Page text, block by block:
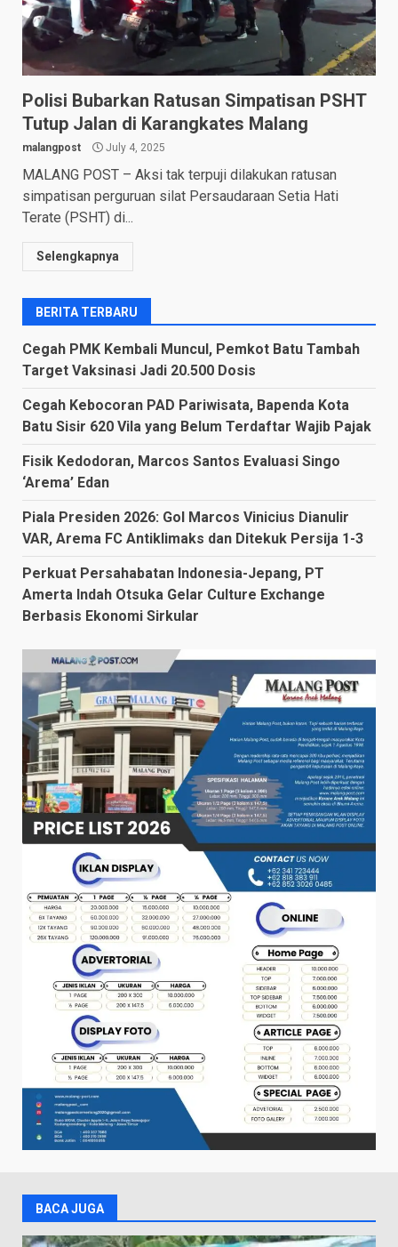
Polisi Bubarkan Ratusan Simpatisan PSHT
Tutup Jalan di Karangkates Malang
malangpost July 4, 2025
MALANG POST – Aksi tak terpuji dilakukan ratusan
simpatisan perguruan silat Persaudaraan Setia Hati
Terate (PSHT) di...
Selengkapnya
BERITA TERBARU
Cegah PMK Kembali Muncul, Pemkot Batu Tambah
Target Vaksinasi Jadi 20.500 Dosis
Cegah Kebocoran PAD Pariwisata, Bapenda Kota
Batu Sisir 620 Vila yang Belum Terdaftar Wajib Pajak
Fisik Kedodoran, Marcos Santos Evaluasi Singo
‘Arema’ Edan
Piala Presiden 2026: Gol Marcos Vinicius Dianulir
VAR, Arema FC Antiklimaks dan Ditekuk Persija 1-3
Perkuat Persahabatan Indonesia-Jepang, PT
Amerta Indah Otsuka Gelar Culture Exchange
Berbasis Ekonomi Sirkular
BACA JUGA